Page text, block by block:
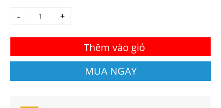
- +
Thêm vào giỏ
MUA NGAY